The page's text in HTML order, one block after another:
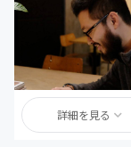
詳細を見る